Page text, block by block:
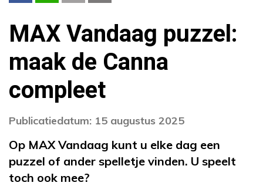
MAX Vandaag puzzel:
maak de Canna
compleet
Publicatiedatum: 15 augustus 2025
Op MAX Vandaag kunt u elke dag een
puzzel of ander spelletje vinden. U speelt
toch ook mee?